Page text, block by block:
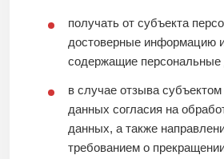
получать от субъекта
достоверные информацию
содержащие персональные
в случае отзыва
данных согласия на
данных, а также
требованием о